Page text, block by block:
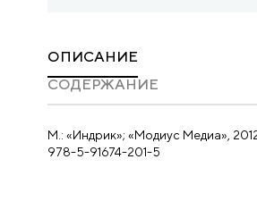
ОПИСАНИЕ
CОДЕРЖАНИЕ
М.: «Индрик»; «Модиус Медиа»,
978-5-91674-201-5